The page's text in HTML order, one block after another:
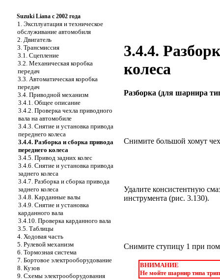
Suzuki Liana с 2002 года
1. Эксплуатация и техническое
обслуживание автомобиля
2. Двигатель
3. Трансмиссия
3.1. Сцепление
3.2. Механическая коробка
передач
3.3. Автоматическая коробка
передач
3.4. Приводной механизм
3.4.1. Общее описание
3.4.2. Проверка чехла приводного
вала на автомобиле
3.4.3. Снятие и установка привода
переднего колеса
3.4.4. Разборка и сборка привода
переднего колеса
3.4.5. Привод задних колес
3.4.6. Снятие и установка привода
заднего колеса
3.4.7. Разборка и сборка привода
заднего колеса
3.4.8. Карданные валы
3.4.9. Снятие и установка
карданного вала
3.4.10. Проверка карданного вала
3.5. Таблицы
4. Ходовая часть
5. Рулевой механизм
6. Тормозная система
7. Бортовое электрооборудование
8. Кузов
9. Схемы электрооборудования
3.4.4.
колеса
Разборка (для шарнира
Снимите большой хомут
Удалите консистентную
инструмента (рис. 3.130).
Снимите ступицу 1 при
ВНИМАНИЕ
Не мойте шарнир типа